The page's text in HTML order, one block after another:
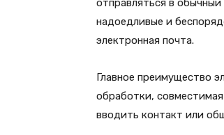
отправляться в
надоедливые и
электронная почта.
Главное преимущество
обработки,
вводить контакт или